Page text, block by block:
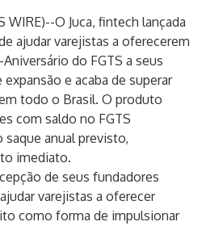
WIRE)--O Juca, fintech lançada
ajudar varejistas a oferecerem
do FGTS a seus
e acaba de superar
todo o Brasil. O produto
com saldo no FGTS
anual previsto,
imediato.
de seus fundadores
varejistas a oferecer
como forma de impulsionar